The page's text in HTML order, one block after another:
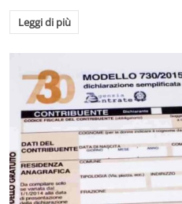
Leggi di più